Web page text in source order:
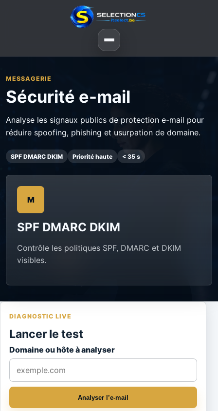
MESSAGERIE
Sécurité e-mail
Analyse les signaux publics de protection e-mail pour
réduire spoofing, phishing et usurpation de domaine.
SPF DMARC DKIM Priorité haute < 35 s
M
SPF DMARC DKIM
Contrôle les politiques SPF, DMARC et DKIM
visibles.
DIAGNOSTIC LIVE
Lancer le test
Domaine ou hôte à analyser
Analyser l’e-mail